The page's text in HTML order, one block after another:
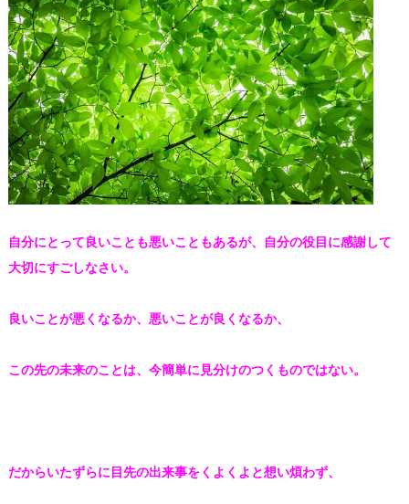
自分にとって良いことも悪いこともあるが、自分の役目に感謝して
大切にすごしなさい。
良いことが悪くなるか、悪いことが良くなるか、
この先の未来のことは、今簡単に見分けのつくものではない。
だからいたずらに目先の出来事をくよくよと想い煩わず、